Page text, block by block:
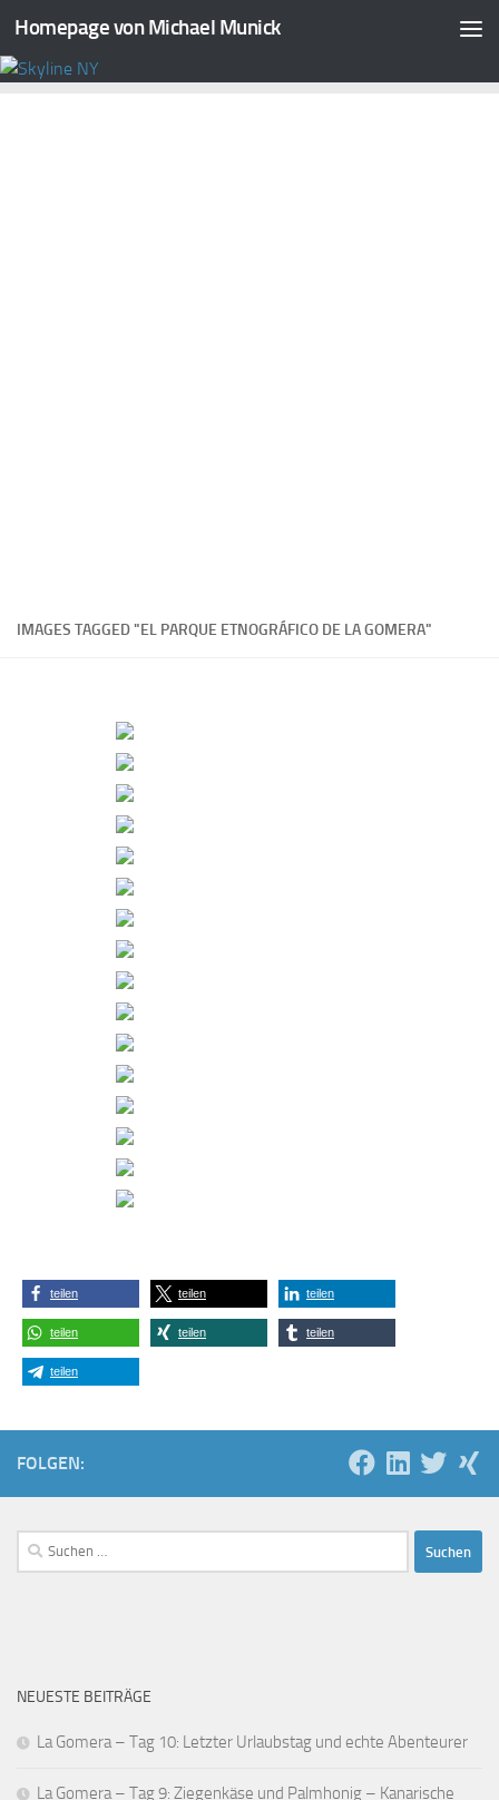
Zum Inhalt springen
Homepage von Michael Munick
IMAGES TAGGED "EL PARQUE ETNOGRÁFICO DE LA GOMERA"
teilen teilen teilen
teilen teilen teilen
teilen
FOLGEN:
Suchen
nach:
NEUESTE BEITRÄGE
La Gomera – Tag 10: Letzter Urlaubstag und echte Abenteurer
La Gomera – Tag 9: Ziegenkäse und Palmhonig – Kanarische